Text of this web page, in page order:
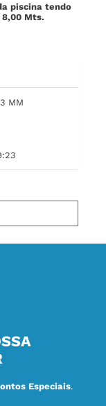
piscina tendo
Mts.
MM
Especiais.